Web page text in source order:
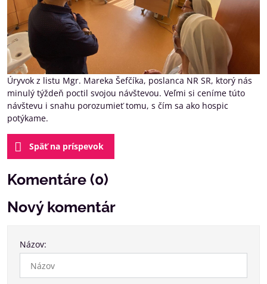
Úryvok z listu Mgr. Mareka Šefčíka, poslanca NR SR, ktorý nás
minulý týždeň poctil svojou návštevou. Veľmi si ceníme túto
návštevu i snahu porozumieť tomu, s čím sa ako hospic
potýkame.
Späť na príspevok
Komentáre (0)
Nový komentár
Názov: